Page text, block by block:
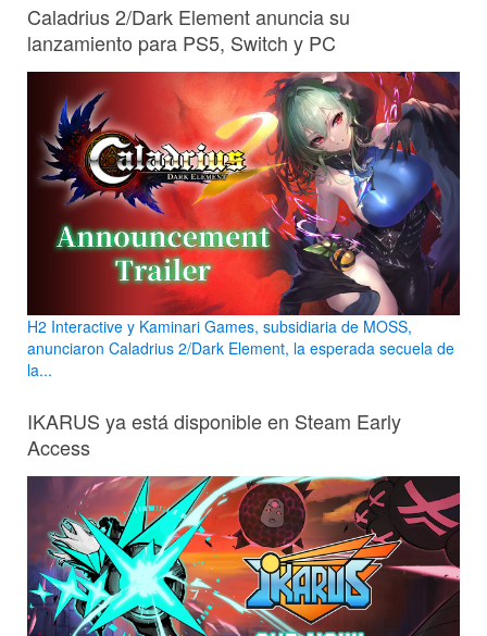
Caladrius 2/Dark Element anuncia su
lanzamiento para PS5, Switch y PC
H2 Interactive y Kaminari Games, subsidiaria de MOSS,
anunciaron Caladrius 2/Dark Element, la esperada secuela de
la...
IKARUS ya está disponible en Steam Early
Access